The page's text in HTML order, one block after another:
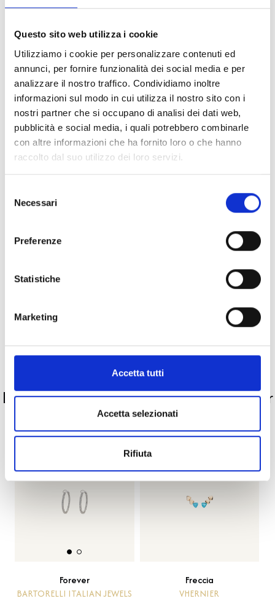
Questo sito web utilizza i cookie
Utilizziamo i cookie per personalizzare contenuti ed
annunci, per fornire funzionalità dei social media e per
analizzare il nostro traffico. Condividiamo inoltre
informazioni sul modo in cui utilizza il nostro sito con i
nostri partner che si occupano di analisi dei dati web,
pubblicità e social media, i quali potrebbero combinarle
con altre informazioni che ha fornito loro o che hanno
raccolto dal suo utilizzo dei loro servizi.
delNecessari
Preferenze
Statistiche
Marketing
Accetta tutti
Accetta selezionati
Rifiuta
Reso facile e veloce
PRONTA consegna
Spedizione Gratuita
Specifiche Tecniche
Marchio
Codice
Pietre preziose
PRODOTTI SIMILI
La nostra selezione di prodotti scelti per
te
Forever
BARTORELLI ITALIAN JEWELS
Freccia
VHERNIER